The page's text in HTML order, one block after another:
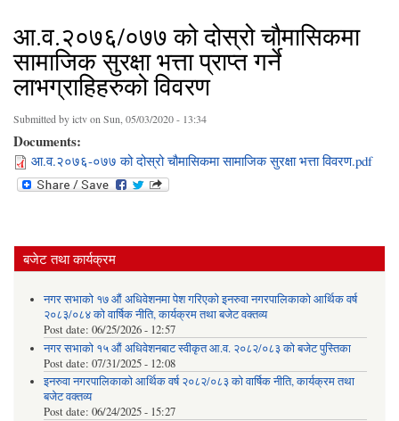
आ.व.२०७६/०७७ को दोस्रो चौमासिकमा
सामाजिक सुरक्षा भत्ता प्राप्त गर्ने
लाभग्राहिहरुको विवरण
Submitted byictvon Sun, 05/03/2020 - 13:34
Documents:
आ.व.२०७६-०७७ को दोस्रो चौमासिकमा सामाजिक सुरक्षा भत्ता विवरण.pdf
बजेट तथा कार्यक्रम
नगर सभाको १७ औं अधिवेशनमा पेश गरिएको इनरुवा नगरपालिकाको आर्थिक वर्ष
२०८३/०८४ को वार्षिक नीति, कार्यक्रम तथा बजेट वक्तव्य
Post date: 06/25/2026 - 12:57
नगर सभाको १५ औं अधिवेशनबाट स्वीकृत आ.व. २०८२/०८३ को बजेट पुस्तिका
Post date: 07/31/2025 - 12:08
इनरुवा नगरपालिकाको आर्थिक वर्ष २०८२/०८३ को वार्षिक नीति, कार्यक्रम तथा
बजेट वक्तव्य
Post date: 06/24/2025 - 15:27